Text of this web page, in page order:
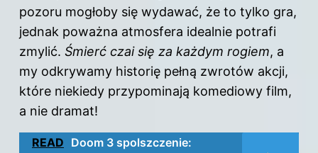
pozoru mogłoby się wydawać, że to tylko gra,
jednak poważna atmosfera idealnie potrafi
zmylić. Śmierć czai się za każdym rogiem, a
my odkrywamy historię pełną zwrotów akcji,
które niekiedy przypominają komediowy film,
a nie dramat!
READ Doom 3 spolszczenie: